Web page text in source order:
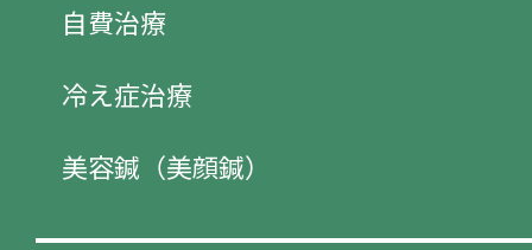
自費治療
冷え症治療
美容鍼（美顔鍼）